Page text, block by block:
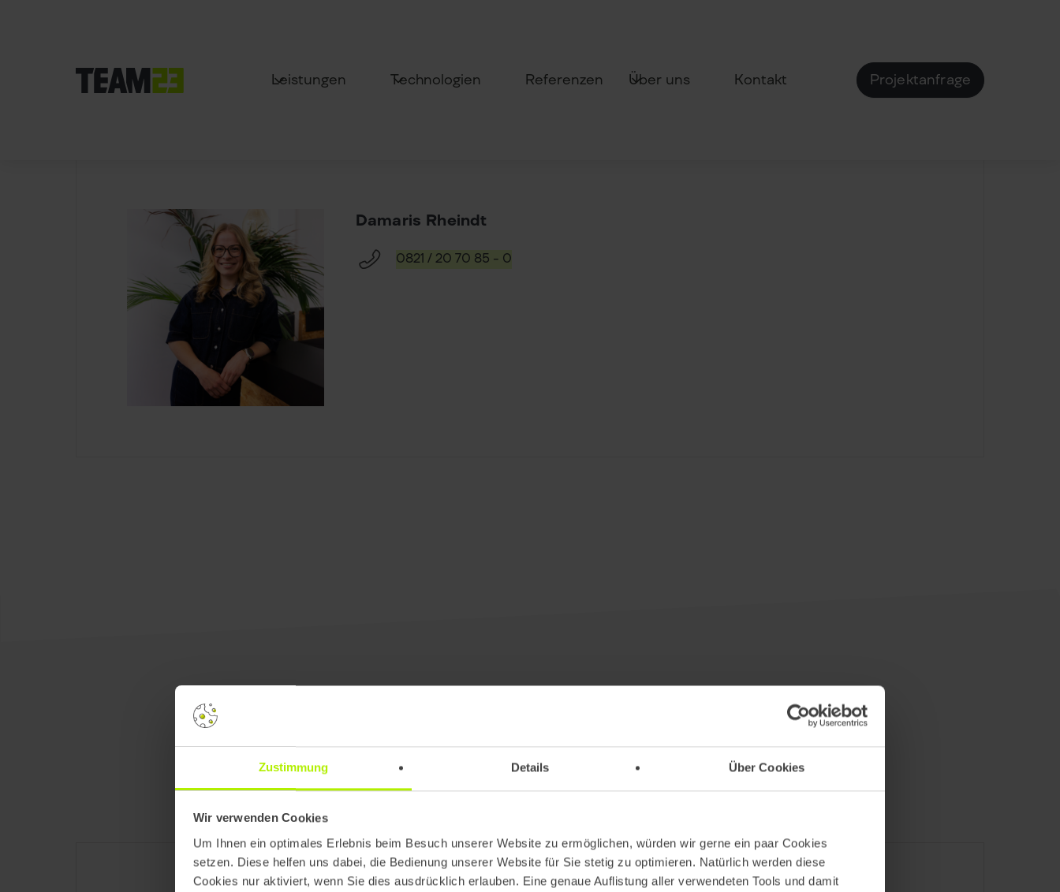
Zustimmung Details Über Cookies
Wir verwenden Cookies
Um Ihnen ein optimales Erlebnis beim Besuch unserer Website zu ermöglichen, würden wir gerne ein paar Cookies
setzen. Diese helfen uns dabei, die Bedienung unserer Website für Sie stetig zu optimieren. Natürlich werden diese
Cookies nur aktiviert, wenn Sie dies ausdrücklich erlauben. Eine genaue Auflistung aller verwendeten Tools und damit
Leistungen Technologien Referenzen Über uns Kontakt Projektanfrage
Damaris Rheindt
0821 / 20 70 85 - 0